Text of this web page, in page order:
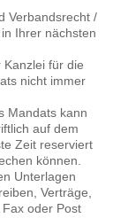
Verbandsrecht /
Ihrer nächsten
für die
nicht immer
Mandats kann
auf dem
Zeit reserviert
können.
Unterlagen
Verträge,
oder Post